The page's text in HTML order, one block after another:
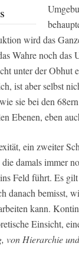
wird das
Wahre noch das
unter der Obhut
ist aber selbst
sie bei den
Ebenen, eben
ein zweiter
damals immer
Feld führt. Es
danach bemisst,
kann.
Einsicht,
Hierarchie